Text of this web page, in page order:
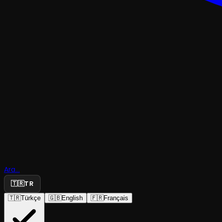
Ara...
🇹🇷TR
🇹🇷Türkçe 🇬🇧English 🇫🇷Français
Uzayda